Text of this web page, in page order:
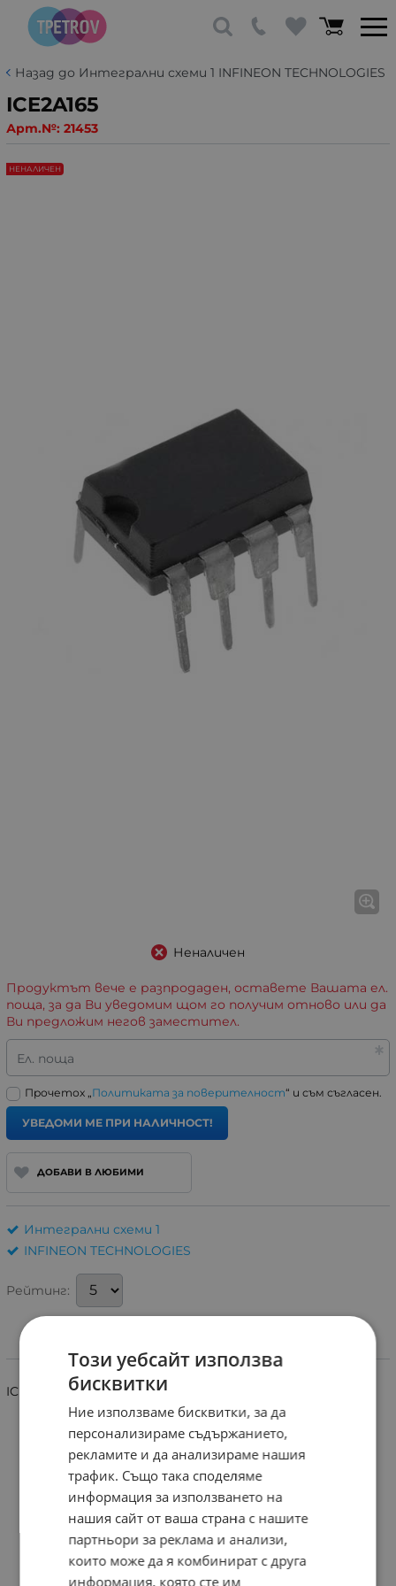
Назад до Интегрални схеми 1 INFINEON TECHNOLOGIES
ICE2A165
Арт.№: 21453
НЕНАЛИЧЕН
Неналичен
Продуктът вече е разпродаден, оставете Вашата ел.
поща, за да Ви уведомим щом го получим отново или да
Ви предложим негов заместител.
Ел. поща
Прочетох „Политиката за поверителност“ и съм съгласен.
УВЕДОМИ МЕ ПРИ НАЛИЧНОСТ!
ДОБАВИ В ЛЮБИМИ
Интегрални схеми 1
INFINEON TECHNOLOGIES
Рейтинг:
Информация
ICE2A165
Този уебсайт използва
бисквитки
Ние използваме бисквитки, за да
персонализираме съдържанието,
рекламите и да анализираме нашия
трафик. Също така споделяме
информация за използването на
нашия сайт от ваша страна с нашите
партньори за реклама и анализи,
които може да я комбинират с друга
информация, която сте им